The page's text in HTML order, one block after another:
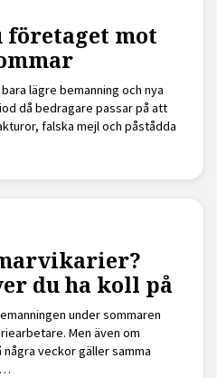
företaget mot
lägre bemanning och nya
då bedragare passar på att
falska mejl och påstådda
du ha koll på
under sommaren
Men även om
veckor gäller samma
…